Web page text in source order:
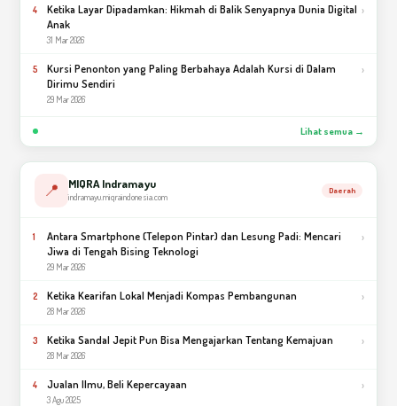
4
Ketika Layar Dipadamkan: Hikmah di Balik Senyapnya Dunia Digital
Anak
31 Mar 2026
›
5
Kursi Penonton yang Paling Berbahaya Adalah Kursi di Dalam
Dirimu Sendiri
29 Mar 2026
›
Lihat semua →
📍 MIQRA Indramayu
indramayu.miqraindonesia.com
Daerah
1
Antara Smartphone (Telepon Pintar) dan Lesung Padi: Mencari
Jiwa di Tengah Bising Teknologi
29 Mar 2026
›
2 Ketika Kearifan Lokal Menjadi Kompas Pembangunan
28 Mar 2026
›
3 Ketika Sandal Jepit Pun Bisa Mengajarkan Tentang Kemajuan
28 Mar 2026
›
4 Jualan Ilmu, Beli Kepercayaan
3 Agu 2025
›